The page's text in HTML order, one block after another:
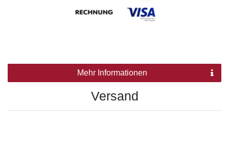
Mehr Informationen
Versand